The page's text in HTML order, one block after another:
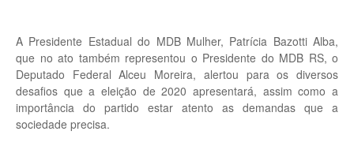
A Presidente Estadual do MDB Mulher, Patrícia Bazotti Alba,
que no ato também representou o Presidente do MDB RS, o
Deputado Federal Alceu Moreira, alertou para os diversos
desafios que a eleição de 2020 apresentará, assim como a
importância do partido estar atento as demandas que a
sociedade precisa.